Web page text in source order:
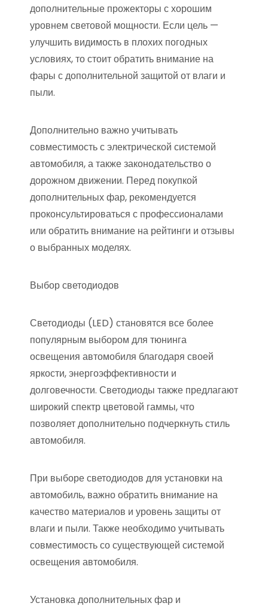
дополнительные прожекторы с хорошим
уровнем световой мощности. Если цель —
улучшить видимость в плохих погодных
условиях, то стоит обратить внимание на
фары с дополнительной защитой от влаги и
пыли.
Дополнительно важно учитывать
совместимость с электрической системой
автомобиля, а также законодательство о
дорожном движении. Перед покупкой
дополнительных фар, рекомендуется
проконсультироваться с профессионалами
или обратить внимание на рейтинги и отзывы
о выбранных моделях.
Выбор светодиодов
Светодиоды (LED) становятся все более
популярным выбором для тюнинга
освещения автомобиля благодаря своей
яркости, энергоэффективности и
долговечности. Светодиоды также предлагают
широкий спектр цветовой гаммы, что
позволяет дополнительно подчеркнуть стиль
автомобиля.
При выборе светодиодов для установки на
автомобиль, важно обратить внимание на
качество материалов и уровень защиты от
влаги и пыли. Также необходимо учитывать
совместимость со существующей системой
освещения автомобиля.
Установка дополнительных фар и